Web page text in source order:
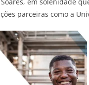
parceiras como a